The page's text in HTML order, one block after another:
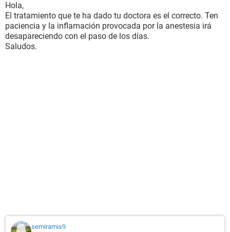
Hola,
El tratamiento que te ha dado tu doctora es el correcto. Ten
paciencia y la inflamación provocada por la anestesia irá
desapareciendo con el paso de los días.
Saludos.
semiramis9